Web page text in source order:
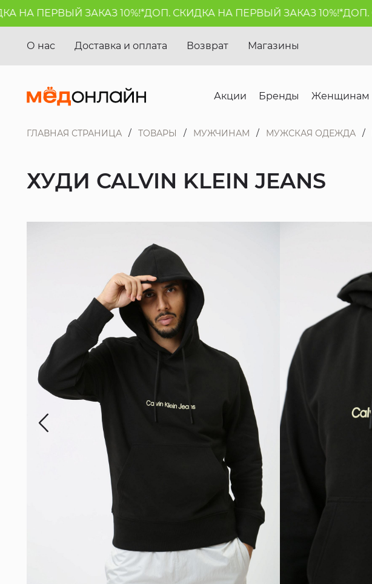
ПЕРВЫЙ ЗАКАЗ 10%!*ДОП. СКИДКА НА ПЕРВЫЙ ЗАКАЗ 10%!*ДОП.
О нас Доставка и оплата Возврат Магазины
Акции Бренды Женщинам
ГЛАВНАЯ СТРАНИЦА ТОВАРЫ МУЖЧИНАМ МУЖСКАЯ ОДЕЖДА
ХУДИ CALVIN KLEIN JEANS